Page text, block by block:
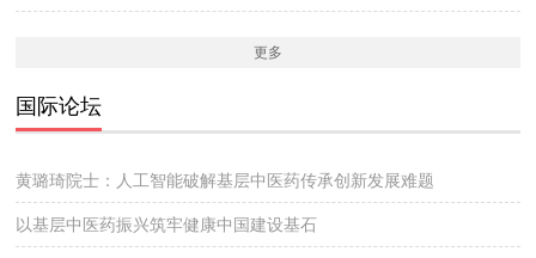
更多
国际论坛
黄璐琦院士：人工智能破解基层中医药传承创新发展难题
以基层中医药振兴筑牢健康中国建设基石